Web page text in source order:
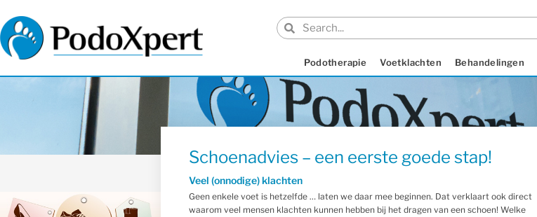
Podotherapie Voetklachten Behandelingen
Schoenadvies – een eerste goede stap!
Veel (onnodige) klachten
Geen enkele voet is hetzelfde … laten we daar mee beginnen. Dat verklaart ook direct
waarom veel mensen klachten kunnen hebben bij het dragen van een schoen! Welke